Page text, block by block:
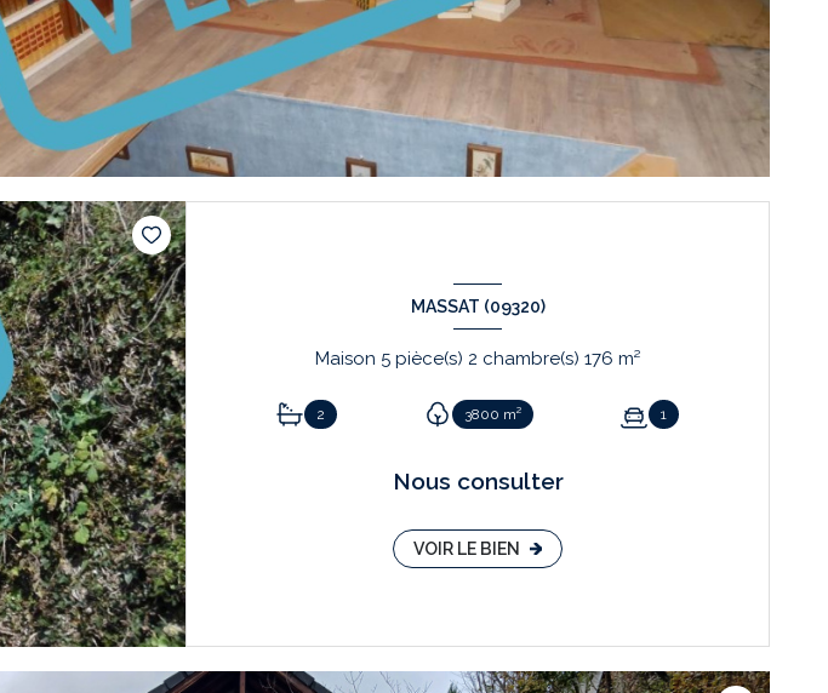
MASSAT (09320)
Maison 5 pièce(s) 2 chambre(s) 176 m²
2 3800 m² 1
Nous consulter
VOIR LE BIEN